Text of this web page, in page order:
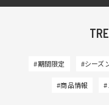
#期間限定 #シーズ
#商品情報 #